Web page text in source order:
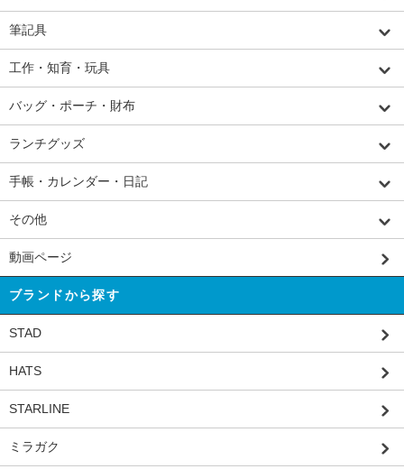
筆記具
工作・知育・玩具
バッグ・ポーチ・財布
ランチグッズ
手帳・カレンダー・日記
その他
動画ページ
ブランドから探す
STAD
HATS
STARLINE
ミラガク